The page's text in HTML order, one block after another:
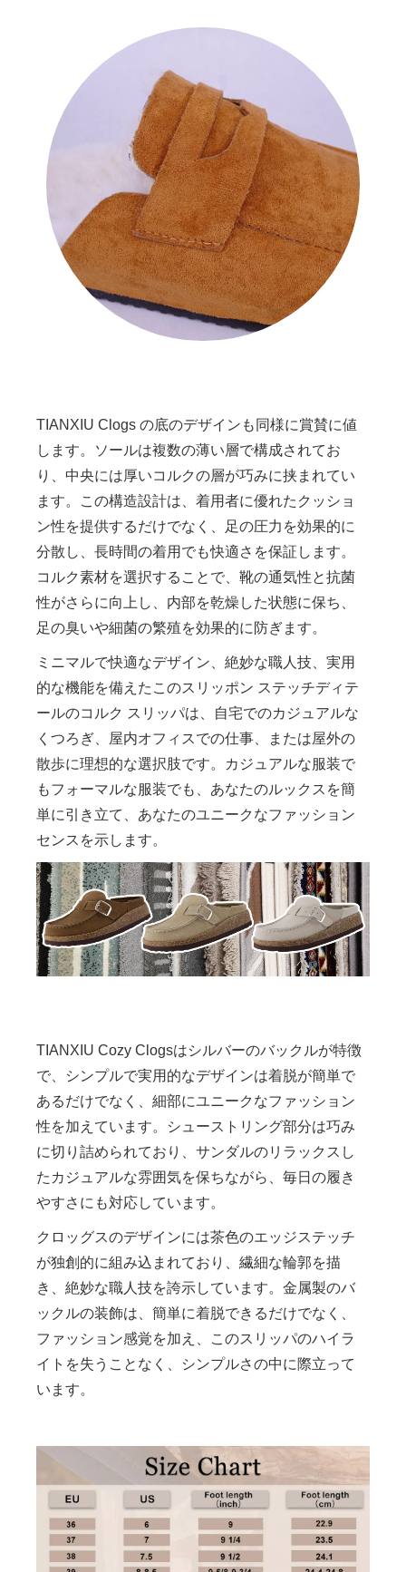
TIANXIU Clogs の底のデザインも同様に賞賛に値
します。ソールは複数の薄い層で構成されてお
り、中央には厚いコルクの層が巧みに挟まれてい
ます。この構造設計は、着用者に優れたクッショ
ン性を提供するだけでなく、足の圧力を効果的に
分散し、長時間の着用でも快適さを保証します。
コルク素材を選択することで、靴の通気性と抗菌
性がさらに向上し、内部を乾燥した状態に保ち、
足の臭いや細菌の繁殖を効果的に防ぎます。
ミニマルで快適なデザイン、絶妙な職人技、実用
的な機能を備えたこのスリッポン ステッチディテ
ールのコルク スリッパは、自宅でのカジュアルな
くつろぎ、屋内オフィスでの仕事、または屋外の
散歩に理想的な選択肢です。カジュアルな服装で
もフォーマルな服装でも、あなたのルックスを簡
単に引き立て、あなたのユニークなファッション
センスを示します。
TIANXIU Cozy Clogsはシルバーのバックルが特徴
で、シンプルで実用的なデザインは着脱が簡単で
あるだけでなく、細部にユニークなファッション
性を加えています。シューストリング部分は巧み
に切り詰められており、サンダルのリラックスし
たカジュアルな雰囲気を保ちながら、毎日の履き
やすさにも対応しています。
クロッグスのデザインには茶色のエッジステッチ
が独創的に組み込まれており、繊細な輪郭を描
き、絶妙な職人技を誇示しています。金属製のバ
ックルの装飾は、簡単に着脱できるだけでなく、
ファッション感覚を加え、このスリッパのハイラ
イトを失うことなく、シンプルさの中に際立って
います。